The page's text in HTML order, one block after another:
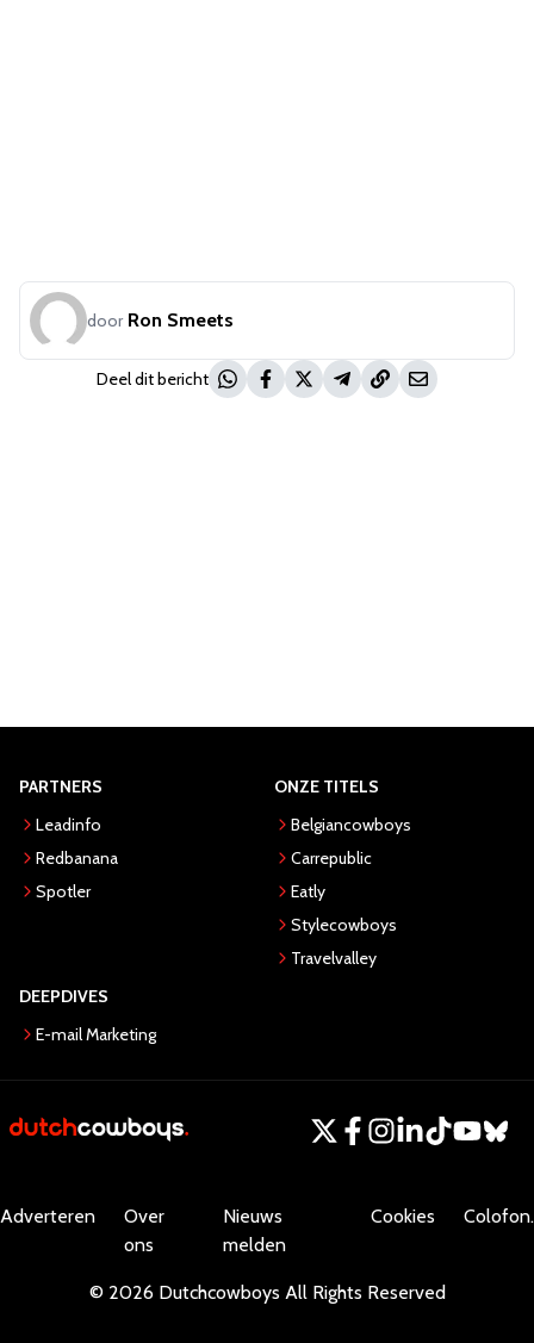
door Ron Smeets
Deel dit bericht
PARTNERS
Leadinfo
Redbanana
Spotler
ONZE TITELS
Belgiancowboys
Carrepublic
Eatly
Stylecowboys
Travelvalley
DEEPDIVES
E-mail Marketing
Adverteren
Over
ons
Nieuws
melden
Cookies Colofon.
© 2026 Dutchcowboys All Rights Reserved